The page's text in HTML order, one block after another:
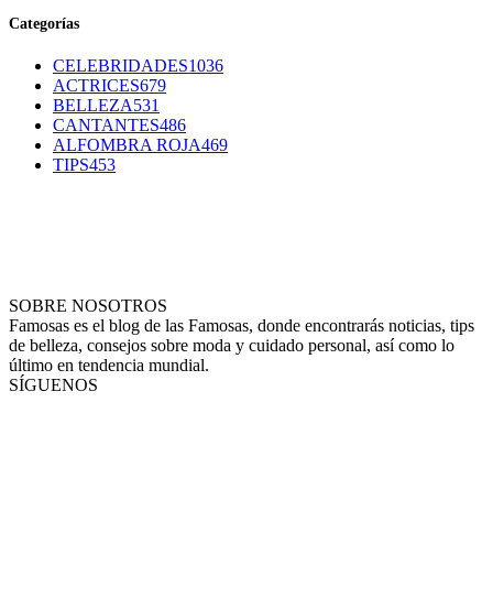
Categorías
CELEBRIDADES1036
ACTRICES679
BELLEZA531
CANTANTES486
ALFOMBRA ROJA469
TIPS453
SOBRE NOSOTROS
Famosas es el blog de las Famosas, donde encontrarás noticias, tips
de belleza, consejos sobre moda y cuidado personal, así como lo
último en tendencia mundial.
SÍGUENOS